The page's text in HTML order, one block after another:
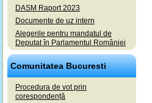
DASM Raport 2023
Documente de uz intern
Alegerile pentru mandatul de
Deputat în Parlamentul României
Comunitatea Bucuresti
Procedura de vot prin
corespondență